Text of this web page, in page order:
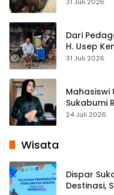
Dari
H. Usep
Cisaat
31 Juli 2026
Mahasiswi
Sukabumi
24 Juli 2026
Wisata
Dispar
Destinasi,